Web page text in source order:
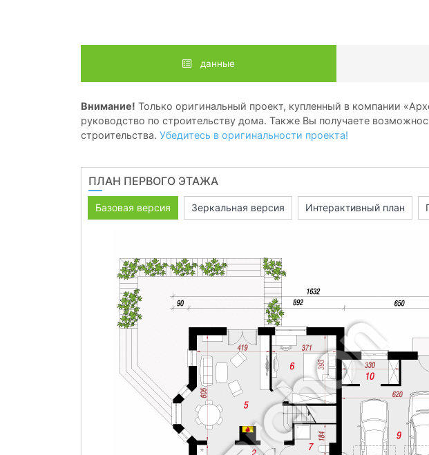
данные
Внимание! Только оригинальный проект, купленный в компании
руководство по строительству дома. Также Вы получаете
строительства. Убедитесь в оригинальности проекта!
ПЛАН ПЕРВОГО ЭТАЖА
Базовая версия Зеркальная версия Интерактивный план